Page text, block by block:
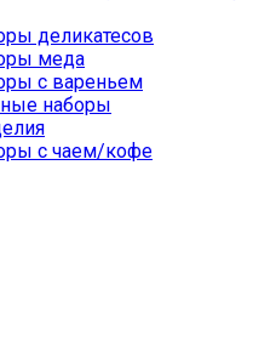
деликатесов
меда
с вареньем
наборы
с чаем/кофе